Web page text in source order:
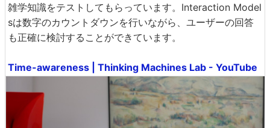
雑学知識をテストしてもらっています。Interaction Model
sは数字のカウントダウンを行いながら、ユーザーの回答
も正確に検討することができています。
Time-awareness | Thinking Machines Lab - YouTube